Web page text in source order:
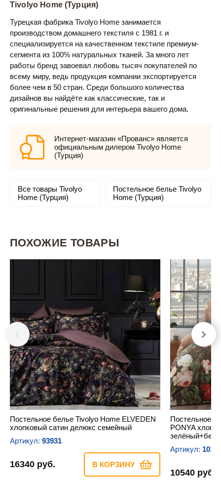
Tivolyo Home (Турция)
Турецкая фабрика Tivolyo Home занимается
производством домашнего текстиля с 1981 г. и
специализируется на качественном текстиле премиум-
сегмента из 100% натуральных тканей. За много лет
работы бренд завоевал любовь тысяч покупателей по
всему миру, ведь продукция компании экспортируется
более чем в 50 стран. Среди большого количества
дизайнов вы найдёте как классические, так и
оригинальные решения для интерьера вашего дома.
Интернет-магазин «Прованс» является
официальным дилером Tivolyo Home
(Турция)
Все товары Tivolyo
Home (Турция)
Постельное белье Tivolyo
Home (Турция)
ПОХОЖИЕ ТОВАРЫ
Постельное белье Tivolyo Home ELVEDEN
хлопковый сатин делюкс семейный
Артикул: 93931
16340 руб. В КОРЗИНУ
Постельное
PONYA
Артикул:
10540 руб.